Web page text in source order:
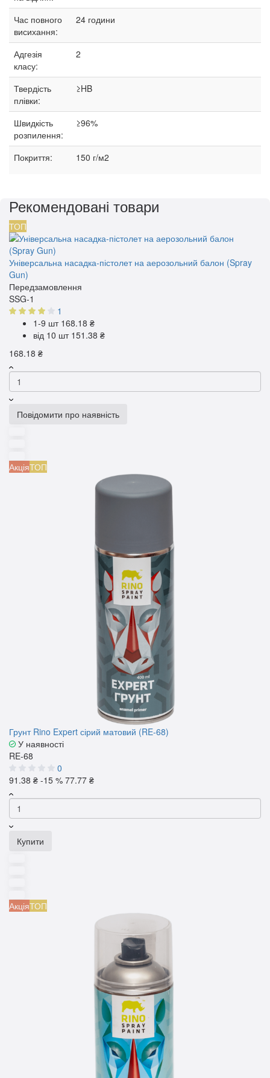
Час повного
висихання:
24 години
Адгезія
класу:
2
Твердість
плівки:
≥HB
Швидкість
розпилення:
≥96%
Покриття: 150 г/м2
Рекомендовані товари
ТОП
Універсальна насадка-пістолет на аерозольний балон (Spray
Gun)
Передзамовлення
SSG-1
1
1-9 шт 168.18 ₴
від 10 шт 151.38 ₴
168.18 ₴
Повідомити про наявність
АкціяТОП
Грунт Rino Expert сірий матовий (RE-68)
У наявності
RE-68
0
91.38 ₴ -15 % 77.77 ₴
Купити
АкціяТОП